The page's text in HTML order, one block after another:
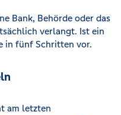
Bank, Behörde oder das
verlangt. Ist ein
in fünf Schritten vor.
am letzten